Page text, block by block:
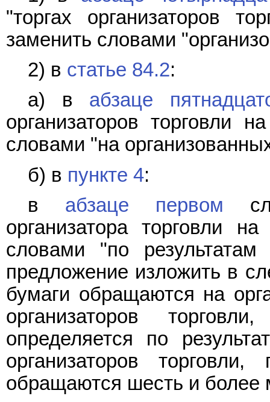
"торгах организаторов
заменить словами
2) в статье 84.2:
а) в абзаце
организаторов торговли
словами "на
б) в пункте 4:
в абзаце первом
организатора торговли
словами "по результатам
предложение изложить в
бумаги обращаются на
организаторов
определяется по
организаторов
обращаются шесть и более